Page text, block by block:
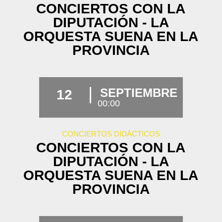
CONCIERTOS CON LA
DIPUTACIÓN - LA
ORQUESTA SUENA EN LA
PROVINCIA
12 SEPTIEMBRE
00:00
CONCIERTOS DIDÁCTICOS
CONCIERTOS CON LA
DIPUTACIÓN - LA
ORQUESTA SUENA EN LA
PROVINCIA